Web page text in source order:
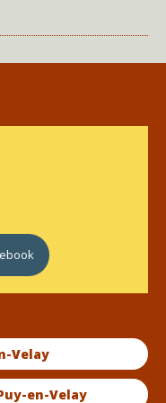
Velay
en-Velay